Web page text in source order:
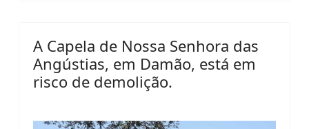
A Capela de Nossa Senhora das
Angústias, em Damão, está em
risco de demolição.